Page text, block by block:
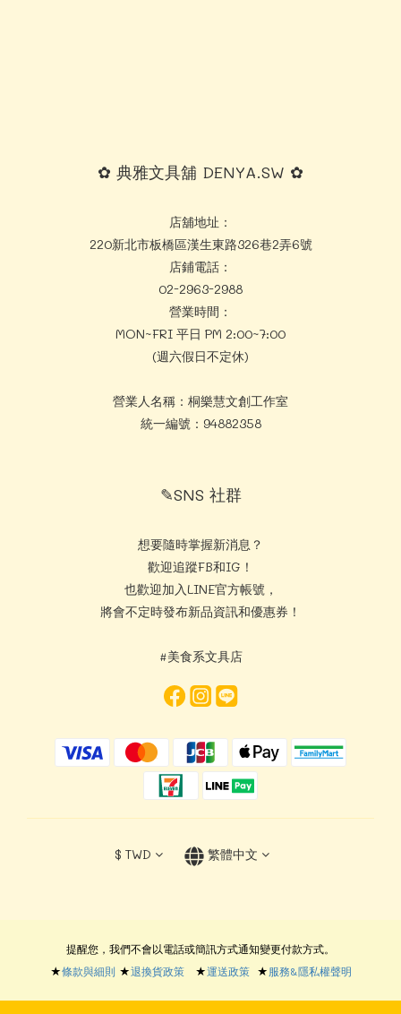
✿ 典雅文具舖 DENYA.SW ✿
店舖地址：
220新北市板橋區漢生東路326巷2弄6號
店鋪電話：
02-2963-2988
營業時間：
MON~FRI 平日 PM 2:00~7:00
(週六假日不定休)
營業人名稱：桐樂慧文創工作室
統一編號：94882358
✎SNS 社群
想要隨時掌握新消息？
歡迎追蹤FB和IG！
也歡迎加入LINE官方帳號，
將會不定時發布新品資訊和優惠券！
#美食系文具店
$ TWD 繁體中文
提醒您，我們不會以電話或簡訊方式通知變更付款方式。
★條款與細則 ★退換貨政策★運送政策★服務&隱私權聲明